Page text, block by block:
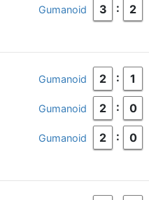
Gumanoid 3 : 2
Gumanoid 2 : 1
Gumanoid 2 : 0
Gumanoid 2 : 0